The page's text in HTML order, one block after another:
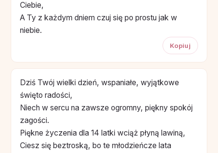
Ciebie,
A Ty z każdym dniem czuj się po prostu jak w
niebie.
Kopiuj
Dziś Twój wielki dzień, wspaniałe, wyjątkowe
święto radości,
Niech w sercu na zawsze ogromny, piękny spokój
zagości.
Piękne życzenia dla 14 latki wciąż płyną lawiną,
Ciesz się beztroską, bo te młodzieńcze lata